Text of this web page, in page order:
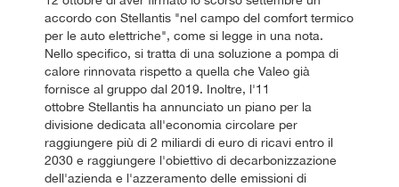
accordo con Stellantis "nel campo del comfort termico
per le auto elettriche", come si legge in una nota.
Nello specifico, si tratta di una soluzione a pompa di
calore rinnovata rispetto a quella che Valeo già
fornisce al gruppo dal 2019. Inoltre, l'11
ottobre Stellantis ha annunciato un piano per la
divisione dedicata all'economia circolare per
raggiungere più di 2 miliardi di euro di ricavi entro il
2030 e raggiungere l'obiettivo di decarbonizzazione
dell'azienda e l'azzeramento delle emissioni di